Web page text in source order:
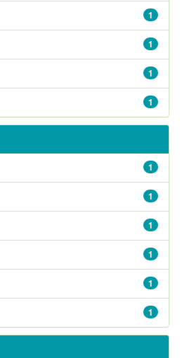
1
1
1
1
1
1
1
1
1
1